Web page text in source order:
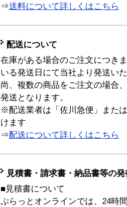
⇒送料について詳しくはこちら
配送について
在庫がある場合のご注文につき
いる発送日にて当社より発送い
尚、複数の商品をご注文の場合
発送となります。
※配送業者は「佐川急便」また
けます
⇒配送について詳しくはこちら
見積書・請求書・納品書等の
■見積書について
ぷらっとオンラインでは、24時